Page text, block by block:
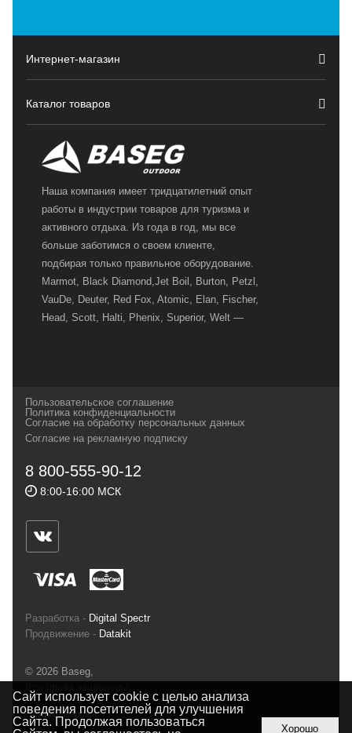
Интернет-магазин
Каталог товаров
Наша компания имеет тридцатилетний опыт
работы в индустрии товаров для туризма и
активного отдыха. Из года в год, мы все
больше заботимся о своем клиенте,
подбирая только правильное оборудование.
Marmot, Black Diamond,Jet Boil, Burton, Petzl,
VauDe, Deuter, Red Fox, Atomic, Elan, Fischer,
Head, Scott, Halti, Phenix, Superior, Welt —
и взыскательных путешественников,
спортсменов и отдыхающих.
Геннадьевич
ИНН 590300057023 ОГРН 304590319000121
ул.Советская, 25, магазин Басег.
Тел./факс (342) 2101242
Пользовательское соглашение
Политика конфиденциальности
Согласие на обработку персональных данных
Согласие на рекламную подписку
8 800-555-90-12
8:00-16:00 МСК
Разработка - Digital Spectr
Продвижение - Datakit
© 2026 Baseg,
Полная версия
Сайт использует cookie с целью анализа
поведения посетителей для улучшения
Сайта. Продолжая пользоваться
Хорошо